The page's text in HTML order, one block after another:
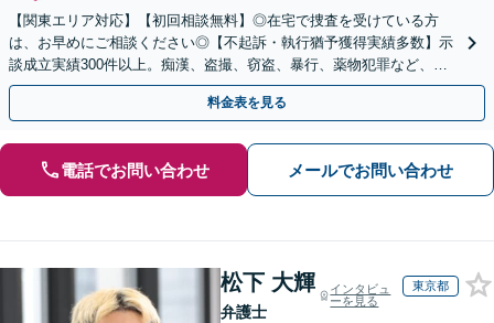
【関東エリア対応】【初回相談無料】◎在宅で捜査を受けている方
は、お早めにご相談ください◎【不起訴・執行猶予獲得実績多数】示
談成立実績300件以上。痴漢、盗撮、窃盗、暴行、薬物犯罪など、豊
富な経験と知見を活かし、将来を見据え総合的にサポート
料金表を見る
電話でお問い合わせ メールでお問い合わせ
松下 大輝
弁護士
インタビュ
ーを見る
東京都